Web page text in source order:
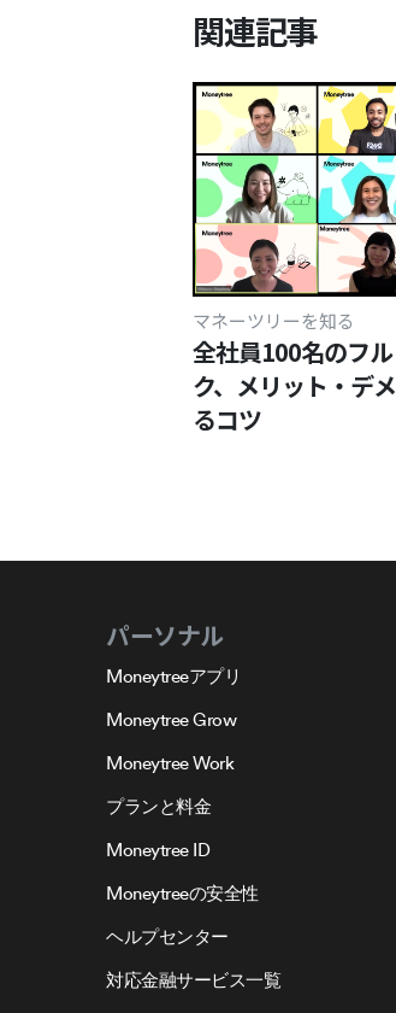
関連記事
マネーツリーを知る
全社員100名のフ
ク、メリット・デ
るコツ
パーソナル
Moneytreeアプリ
Moneytree Grow
Moneytree Work
プランと料金
Moneytree ID
Moneytreeの安全性
ヘルプセンター
対応金融サービス一覧